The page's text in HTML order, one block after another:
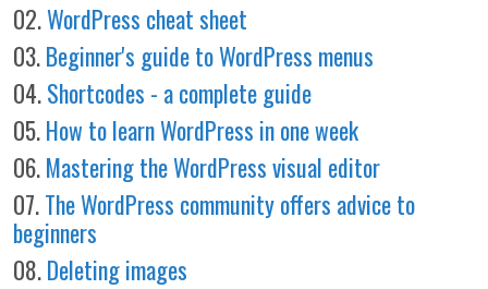
02.WordPress cheat sheet
03.Beginner's guide to WordPress menus
04.Shortcodes - a complete guide
05.How to learn WordPress in one week
06.Mastering the WordPress visual editor
07.The WordPress community offers advice to
beginners
08.Deleting images